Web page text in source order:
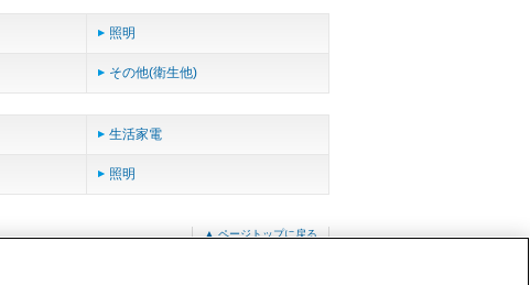
照明
その他(衛生他)
生活家電
照明
▲ ページトップに戻る